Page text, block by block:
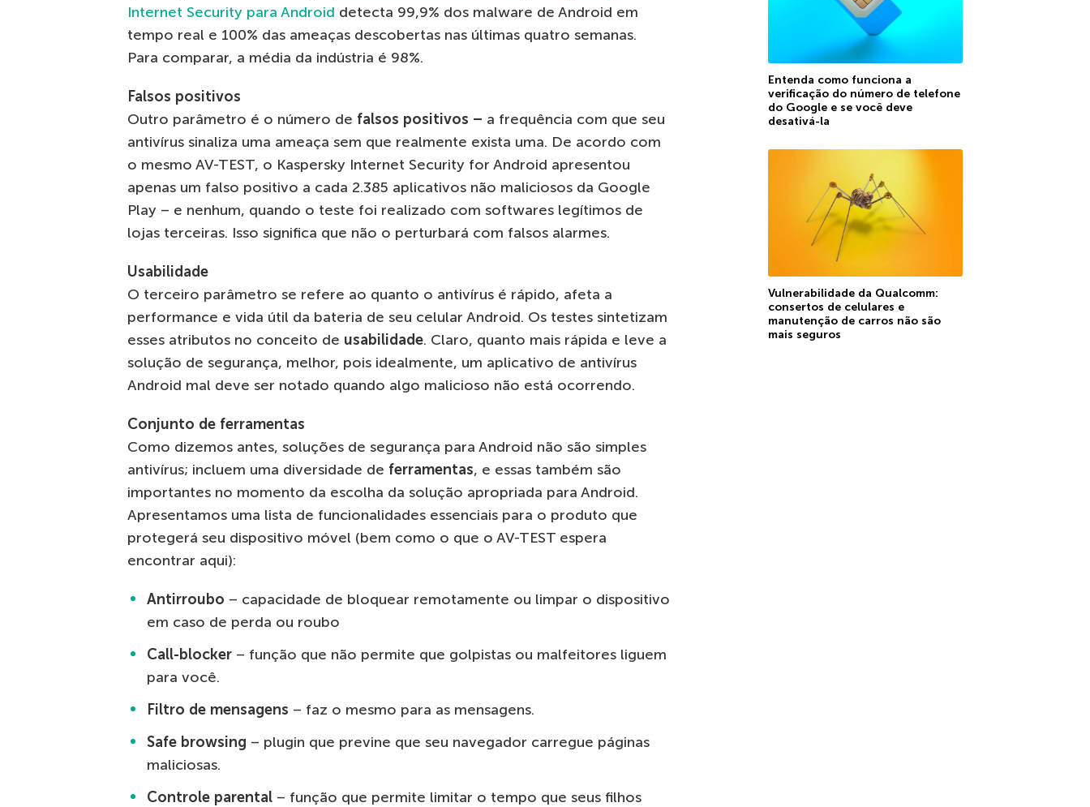
Internet Security para Android detecta 99,9% dos malware de Android em
tempo real e 100% das ameaças descobertas nas últimas quatro semanas.
Para comparar, a média da indústria é 98%.
Falsos positivos
Outro parâmetro é o número de falsos positivos – a frequência com que seu
antivírus sinaliza uma ameaça sem que realmente exista uma. De acordo com
o mesmo AV-TEST, o Kaspersky Internet Security for Android apresentou
apenas um falso positivo a cada 2.385 aplicativos não maliciosos da Google
Play – e nenhum, quando o teste foi realizado com softwares legítimos de
lojas terceiras. Isso significa que não o perturbará com falsos alarmes.
Usabilidade
O terceiro parâmetro se refere ao quanto o antivírus é rápido, afeta a
performance e vida útil da bateria de seu celular Android. Os testes sintetizam
esses atributos no conceito de usabilidade. Claro, quanto mais rápida e leve a
solução de segurança, melhor, pois idealmente, um aplicativo de antivírus
Android mal deve ser notado quando algo malicioso não está ocorrendo.
Conjunto de ferramentas
Como dizemos antes, soluções de segurança para Android não são simples
antivírus; incluem uma diversidade de ferramentas, e essas também são
importantes no momento da escolha da solução apropriada para Android.
Apresentamos uma lista de funcionalidades essenciais para o produto que
protegerá seu dispositivo móvel (bem como o que o AV-TEST espera
encontrar aqui):
Antirroubo – capacidade de bloquear remotamente ou limpar o dispositivo
em caso de perda ou roubo
Call-blocker – função que não permite que golpistas ou malfeitores liguem
para você.
Filtro de mensagens – faz o mesmo para as mensagens.
Safe browsing – plugin que previne que seu navegador carregue páginas
maliciosas.
Controle parental – função que permite limitar o tempo que seus filhos
Entenda como funciona a
verificação do número de telefone
do Google e se você deve
desativá-la
Vulnerabilidade da Qualcomm:
consertos de celulares e
manutenção de carros não são
mais seguros